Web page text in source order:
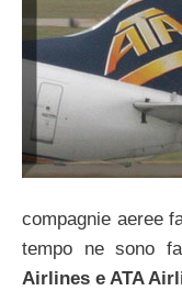
compagnie aeree
tempo ne sono
Airlines e ATA